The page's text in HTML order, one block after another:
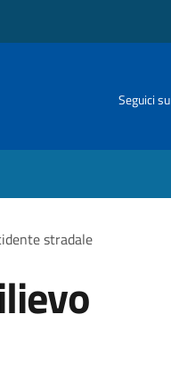
Seguici su
stradale